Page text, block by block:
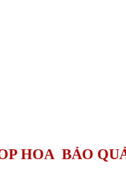
HOA BẢO